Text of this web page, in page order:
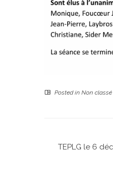
Posted in Non classé
TEPLG le 6